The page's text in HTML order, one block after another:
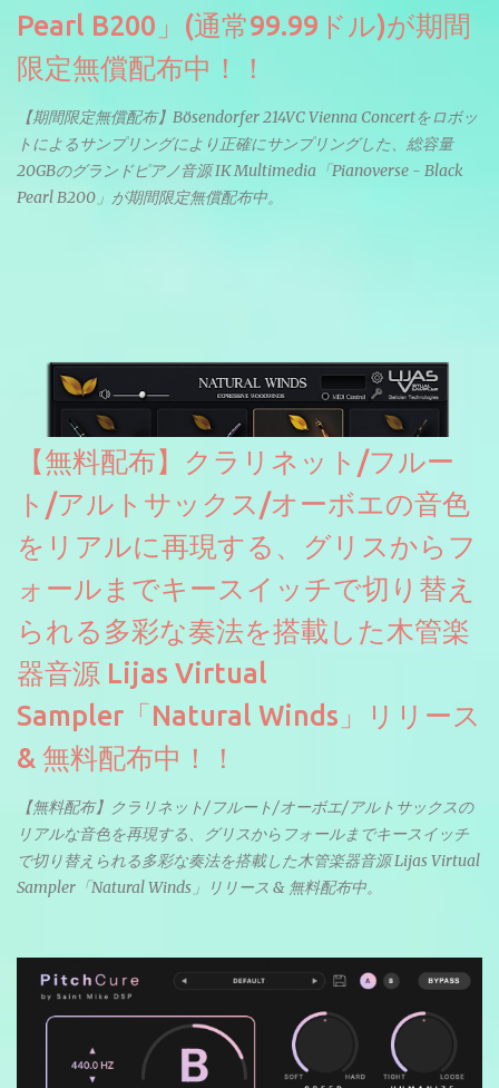
Pearl B200」(通常99.99ドル)が期間
限定無償配布中！！
【期間限定無償配布】Bösendorfer 214VC Vienna Concertをロボッ
トによるサンプリングにより正確にサンプリングした、総容量
20GBのグランドピアノ音源 IK Multimedia「Pianoverse - Black
Pearl B200」が期間限定無償配布中。
【無料配布】クラリネット/フルー
ト/アルトサックス/オーボエの音色
をリアルに再現する、グリスからフ
ォールまでキースイッチで切り替え
られる多彩な奏法を搭載した木管楽
器音源 Lijas Virtual
Sampler「Natural Winds」リリース
& 無料配布中！！
【無料配布】クラリネット/フルート/オーボエ/アルトサックスの
リアルな音色を再現する、グリスからフォールまでキースイッチ
で切り替えられる多彩な奏法を搭載した木管楽器音源 Lijas Virtual
Sampler「Natural Winds」リリース & 無料配布中。